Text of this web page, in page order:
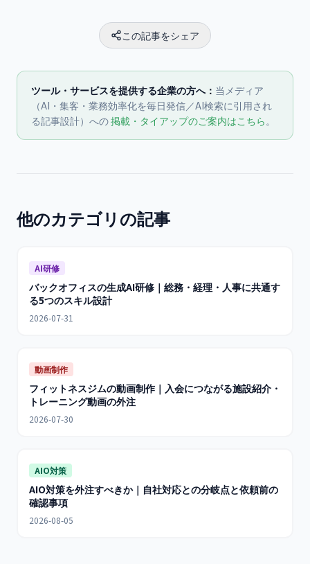
この記事をシェア
ツール・サービスを提供する企業の方へ： 当メディア
（AI・集客・業務効率化を毎日発信／AI検索に引用され
る記事設計）への掲載・タイアップのご案内はこちら。
他のカテゴリの記事
AI研修
バックオフィスの生成AI研修｜総務・経理・人事に共通す
る5つのスキル設計
2026-07-31
動画制作
フィットネスジムの動画制作｜入会につながる施設紹介・
トレーニング動画の外注
2026-07-30
AIO対策
AIO対策を外注すべきか｜自社対応との分岐点と依頼前の
確認事項
2026-08-05